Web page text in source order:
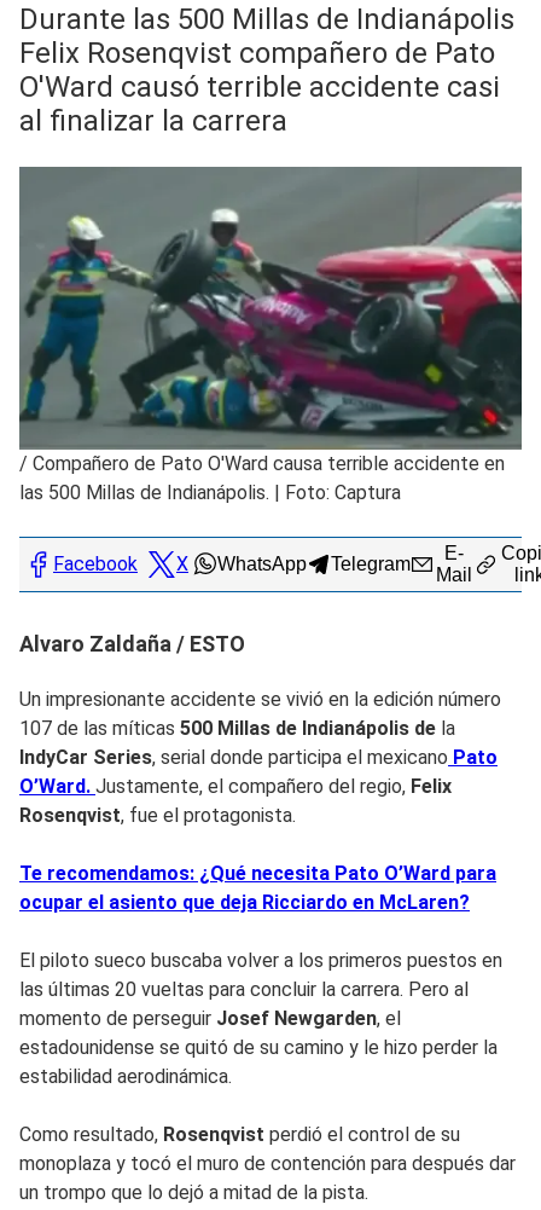
Durante las 500 Millas de Indianápolis
Felix Rosenqvist compañero de Pato
O'Ward causó terrible accidente casi
al finalizar la carrera
/ Compañero de Pato O'Ward causa terrible accidente en
las 500 Millas de Indianápolis. | Foto: Captura
Facebook X WhatsApp Telegram
E-
Mail
Alvaro Zaldaña / ESTO
Un impresionante accidente se vivió en la edición número
107 de las míticas 500 Millas de Indianápolis de la
IndyCar Series, serial donde participa el mexicano Pato
O’Ward. Justamente, el compañero del regio, Felix
Rosenqvist, fue el protagonista.
Te recomendamos: ¿Qué necesita Pato O’Ward para
ocupar el asiento que deja Ricciardo en McLaren?
El piloto sueco buscaba volver a los primeros puestos en
las últimas 20 vueltas para concluir la carrera. Pero al
momento de perseguir Josef Newgarden, el
estadounidense se quitó de su camino y le hizo perder la
estabilidad aerodinámica.
Como resultado, Rosenqvist perdió el control de su
monoplaza y tocó el muro de contención para después dar
un trompo que lo dejó a mitad de la pista.